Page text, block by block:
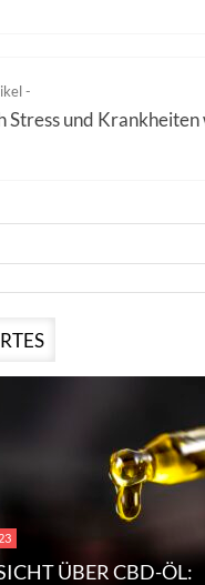
-
Stress und
ÜBER CBD-ÖL: